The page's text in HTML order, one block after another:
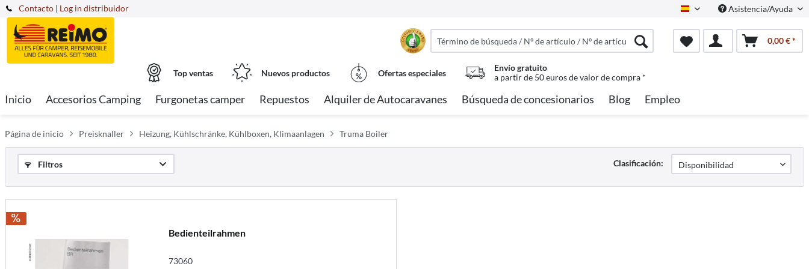
Contacto Spanisch Asistencia/Ayuda
| Log in distribuidor
0,00 € *
Top ventas Nuevos productos Ofertas especiales
Envío gratuito
a partir de 50 euros de valor de compra *
Inicio Accesorios Camping Furgonetas camper Repuestos Alquiler de Autocaravanes Búsqueda de concesionarios Blog Empleo
Página de inicio Preisknaller Heizung, Kühlschränke, Kühlboxen, Klimaanlagen Truma Boiler
Filtros Clasificación:
Bedienteilrahmen
73060